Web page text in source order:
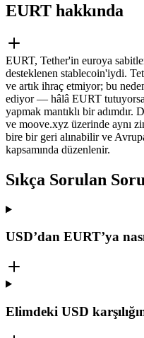
EURT hakkında
EURT, Tether'in euroya
desteklenen stablecoin'iydi.
ve artık ihraç etmiyor; bu
ediyor — hâlâ EURT
yapmak mantıklı bir
ve moove.xyz üzerinde aynı
bire bir geri alınabilir ve
kapsamında düzenlenir.
Sıkça Sorulan
USD’dan EURT’ya
Elimdeki USD